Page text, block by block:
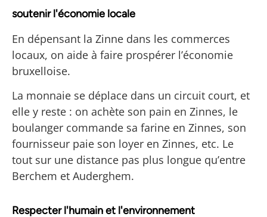
soutenir l'économie locale
En dépensant la Zinne dans les commerces
locaux, on aide à faire prospérer l’économie
bruxelloise.
La monnaie se déplace dans un circuit court, et
elle y reste : on achète son pain en Zinnes, le
boulanger commande sa farine en Zinnes, son
fournisseur paie son loyer en Zinnes, etc. Le
tout sur une distance pas plus longue qu’entre
Berchem et Auderghem.
Respecter l'humain et l'environnement